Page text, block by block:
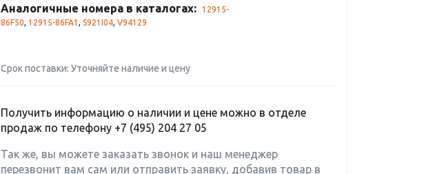
Аналогичные номера в каталогах:
12915-
86F50, 12915-86FA1 , S921I04, V94129
Срок поставки: Уточняйте наличие и цену
Получить информацию о наличии и цене можно в отделе
продаж по телефону +7 (495) 204 27 05
Так же, вы можете заказать звонок и наш менеджер
перезвонит вам сам или отправить заявку, добавив товар в